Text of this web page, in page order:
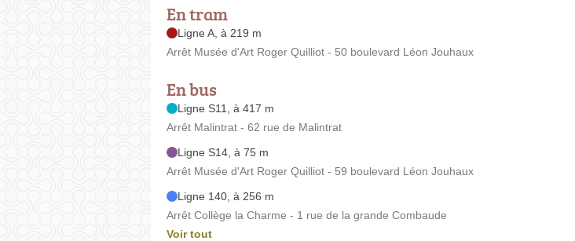
En tram
Ligne A, à 219 m
Arrêt Musée d'Art Roger Quilliot - 50 boulevard Léon Jouhaux
En bus
Ligne S11, à 417 m
Arrêt Malintrat - 62 rue de Malintrat
Ligne S14, à 75 m
Arrêt Musée d'Art Roger Quilliot - 59 boulevard Léon Jouhaux
Ligne 140, à 256 m
Arrêt Collège la Charme - 1 rue de la grande Combaude
Voir tout